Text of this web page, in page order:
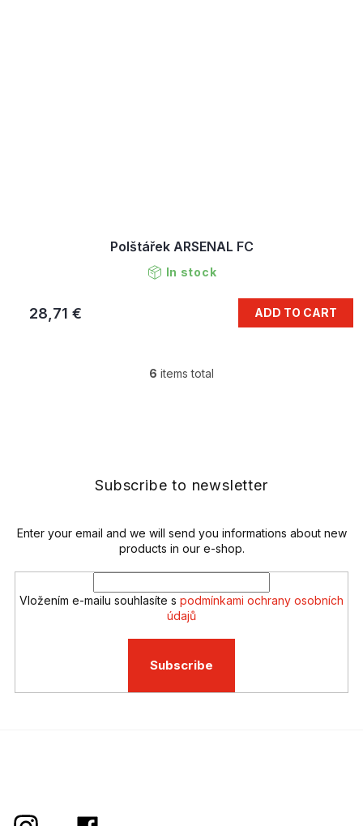
Polštářek ARSENAL FC
In stock
28,71 € ADD TO CART
L
c
t
r
s
6 items total
Subscribe to newsletter
Enter your email and we will send you informations about new
products in our e-shop.
Vložením e-mailu souhlasíte s podmínkami ochrany osobních
údajů
Subscribe